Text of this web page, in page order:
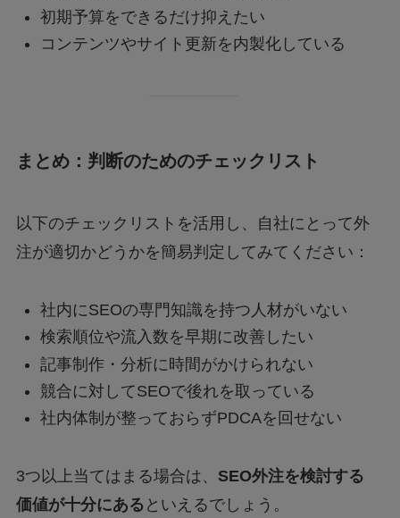
初期予算をできるだけ抑えたい
コンテンツやサイト更新を内製化している
まとめ：判断のためのチェックリスト
以下のチェックリストを活用し、自社にとって外
注が適切かどうかを簡易判定してみてください：
社内にSEOの専門知識を持つ人材がいない
検索順位や流入数を早期に改善したい
記事制作・分析に時間がかけられない
競合に対してSEOで後れを取っている
社内体制が整っておらずPDCAを回せない
3つ以上当てはまる場合は、 SEO外注を検討する
価値が十分にある といえるでしょう。